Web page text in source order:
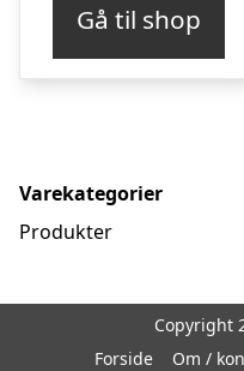
Gå til shop
Varekategorier
Produkter
Copyright
Forside
Om /